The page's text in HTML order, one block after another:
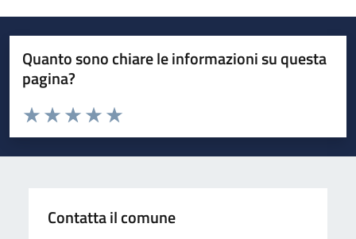
Quanto sono chiare le informazioni su questa
pagina?
Valuta da 1 a 5 stelle la pagina
Valuta 5 stelle su 5
Valuta 4 stelle su 5
Valuta 3 stelle su 5
Valuta 2 stelle su 5
Valuta 1 stelle su 5
Contatta il comune